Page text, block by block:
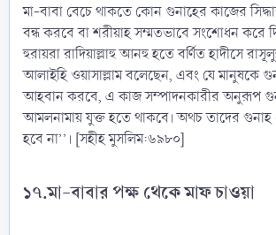
মা-বাবা বেচে থাকতে কোন গুনাহের কাজের
বন্ধ করবে বা শরীয়াহ সম্মতভাবে সংশোধন করে
হুরায়রা রাদিয়াল্লাহু আনহু হতে বর্ণিত হাদীসে
আলাইহি ওয়াসাল্লাম বলেছেন, এবং যে মানুষকে
আহবান করবে, এ কাজ সম্পাদনকারীর অনুরূপ
আমলনামায় যুক্ত হতে থাকবে। অথচ তাদের
হবে না’’। [সহীহ মুসলিম:৬৯৮০]
১৭.মা-বাবার পক্ষ থেকে মাফ চাওয়া